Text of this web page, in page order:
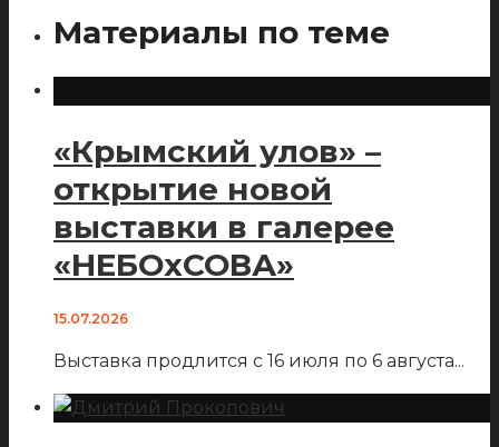
Материалы по теме
«Крымский улов» –
открытие новой
выставки в галерее
«НЕБОхСОВА»
15.07.2026
Выставка продлится с 16 июля по 6 августа...